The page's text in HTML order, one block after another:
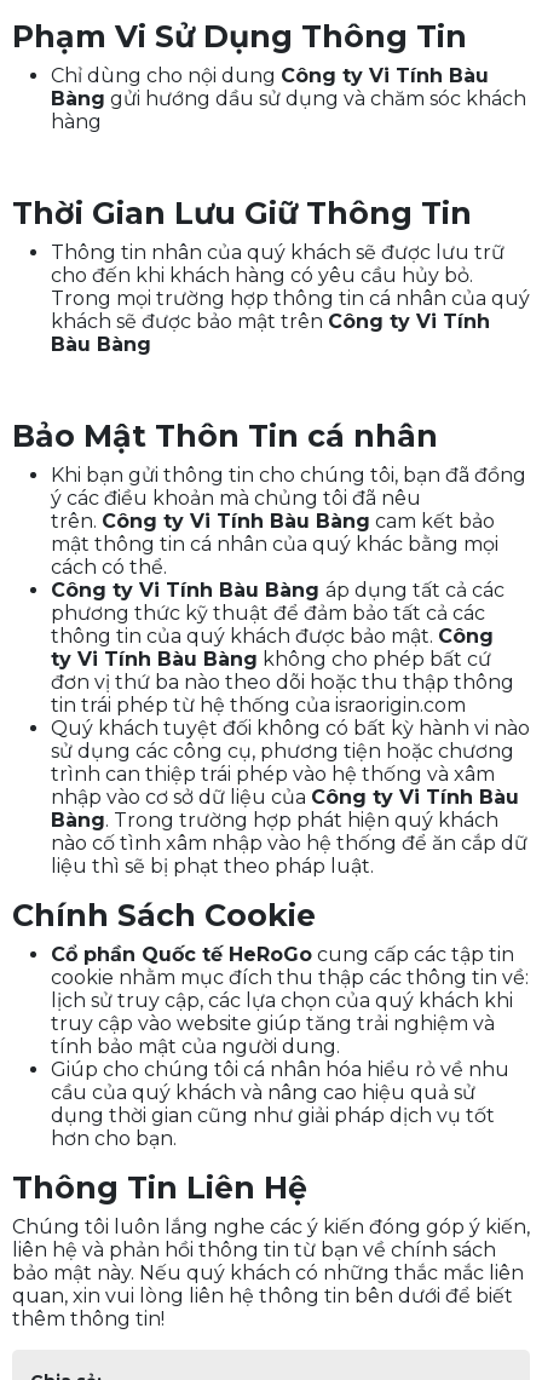
Phạm Vi Sử Dụng Thông Tin
Chỉ dùng cho nội dung Công ty Vi Tính Bàu
Bàng gửi hướng dầu sử dụng và chăm sóc khách
hàng
Thời Gian Lưu Giữ Thông Tin
Thông tin nhân của quý khách sẽ được lưu trữ
cho đến khi khách hàng có yêu cầu hủy bỏ.
Trong mọi trường hợp thông tin cá nhân của quý
khách sẽ được bảo mật trên Công ty Vi Tính
Bàu Bàng
Bảo Mật Thôn Tin cá nhân
Khi bạn gửi thông tin cho chúng tôi, bạn đã đồng
ý các điều khoản mà chủng tôi đã nêu
trên. Công ty Vi Tính Bàu Bàng cam kết bảo
mật thông tin cá nhân của quý khác bằng mọi
cách có thể.
Công ty Vi Tính Bàu Bàng áp dụng tất cả các
phương thức kỹ thuật để đảm bảo tất cả các
thông tin của quý khách được bảo mật. Công
ty Vi Tính Bàu Bàng không cho phép bất cứ
đơn vị thứ ba nào theo dõi hoặc thu thập thông
tin trái phép từ hệ thống của israorigin.com
Quý khách tuyệt đối không có bất kỳ hành vi nào
sử dụng các công cụ, phương tiện hoặc chương
trình can thiệp trái phép vào hệ thống và xâm
nhập vào cơ sở dữ liệu của Công ty Vi Tính Bàu
Bàng. Trong trường hợp phát hiện quý khách
nào cố tình xâm nhập vào hệ thống để ăn cắp dữ
liệu thì sẽ bị phạt theo pháp luật.
Chính Sách Cookie
Cổ phần Quốc tế HeRoGo cung cấp các tập tin
cookie nhằm mục đích thu thập các thông tin về:
lịch sử truy cập, các lựa chọn của quý khách khi
truy cập vào website giúp tăng trải nghiệm và
tính bảo mật của người dung.
Giúp cho chúng tôi cá nhân hóa hiểu rỏ về nhu
cầu của quý khách và nâng cao hiệu quả sử
dụng thời gian cũng như giải pháp dịch vụ tốt
hơn cho bạn.
Thông Tin Liên Hệ
Chúng tôi luôn lắng nghe các ý kiến đóng góp ý kiến,
liên hệ và phản hồi thông tin từ bạn về chính sách
bảo mật này. Nếu quý khách có những thắc mắc liên
quan, xin vui lòng liên hệ thông tin bên dưới để biết
thêm thông tin!